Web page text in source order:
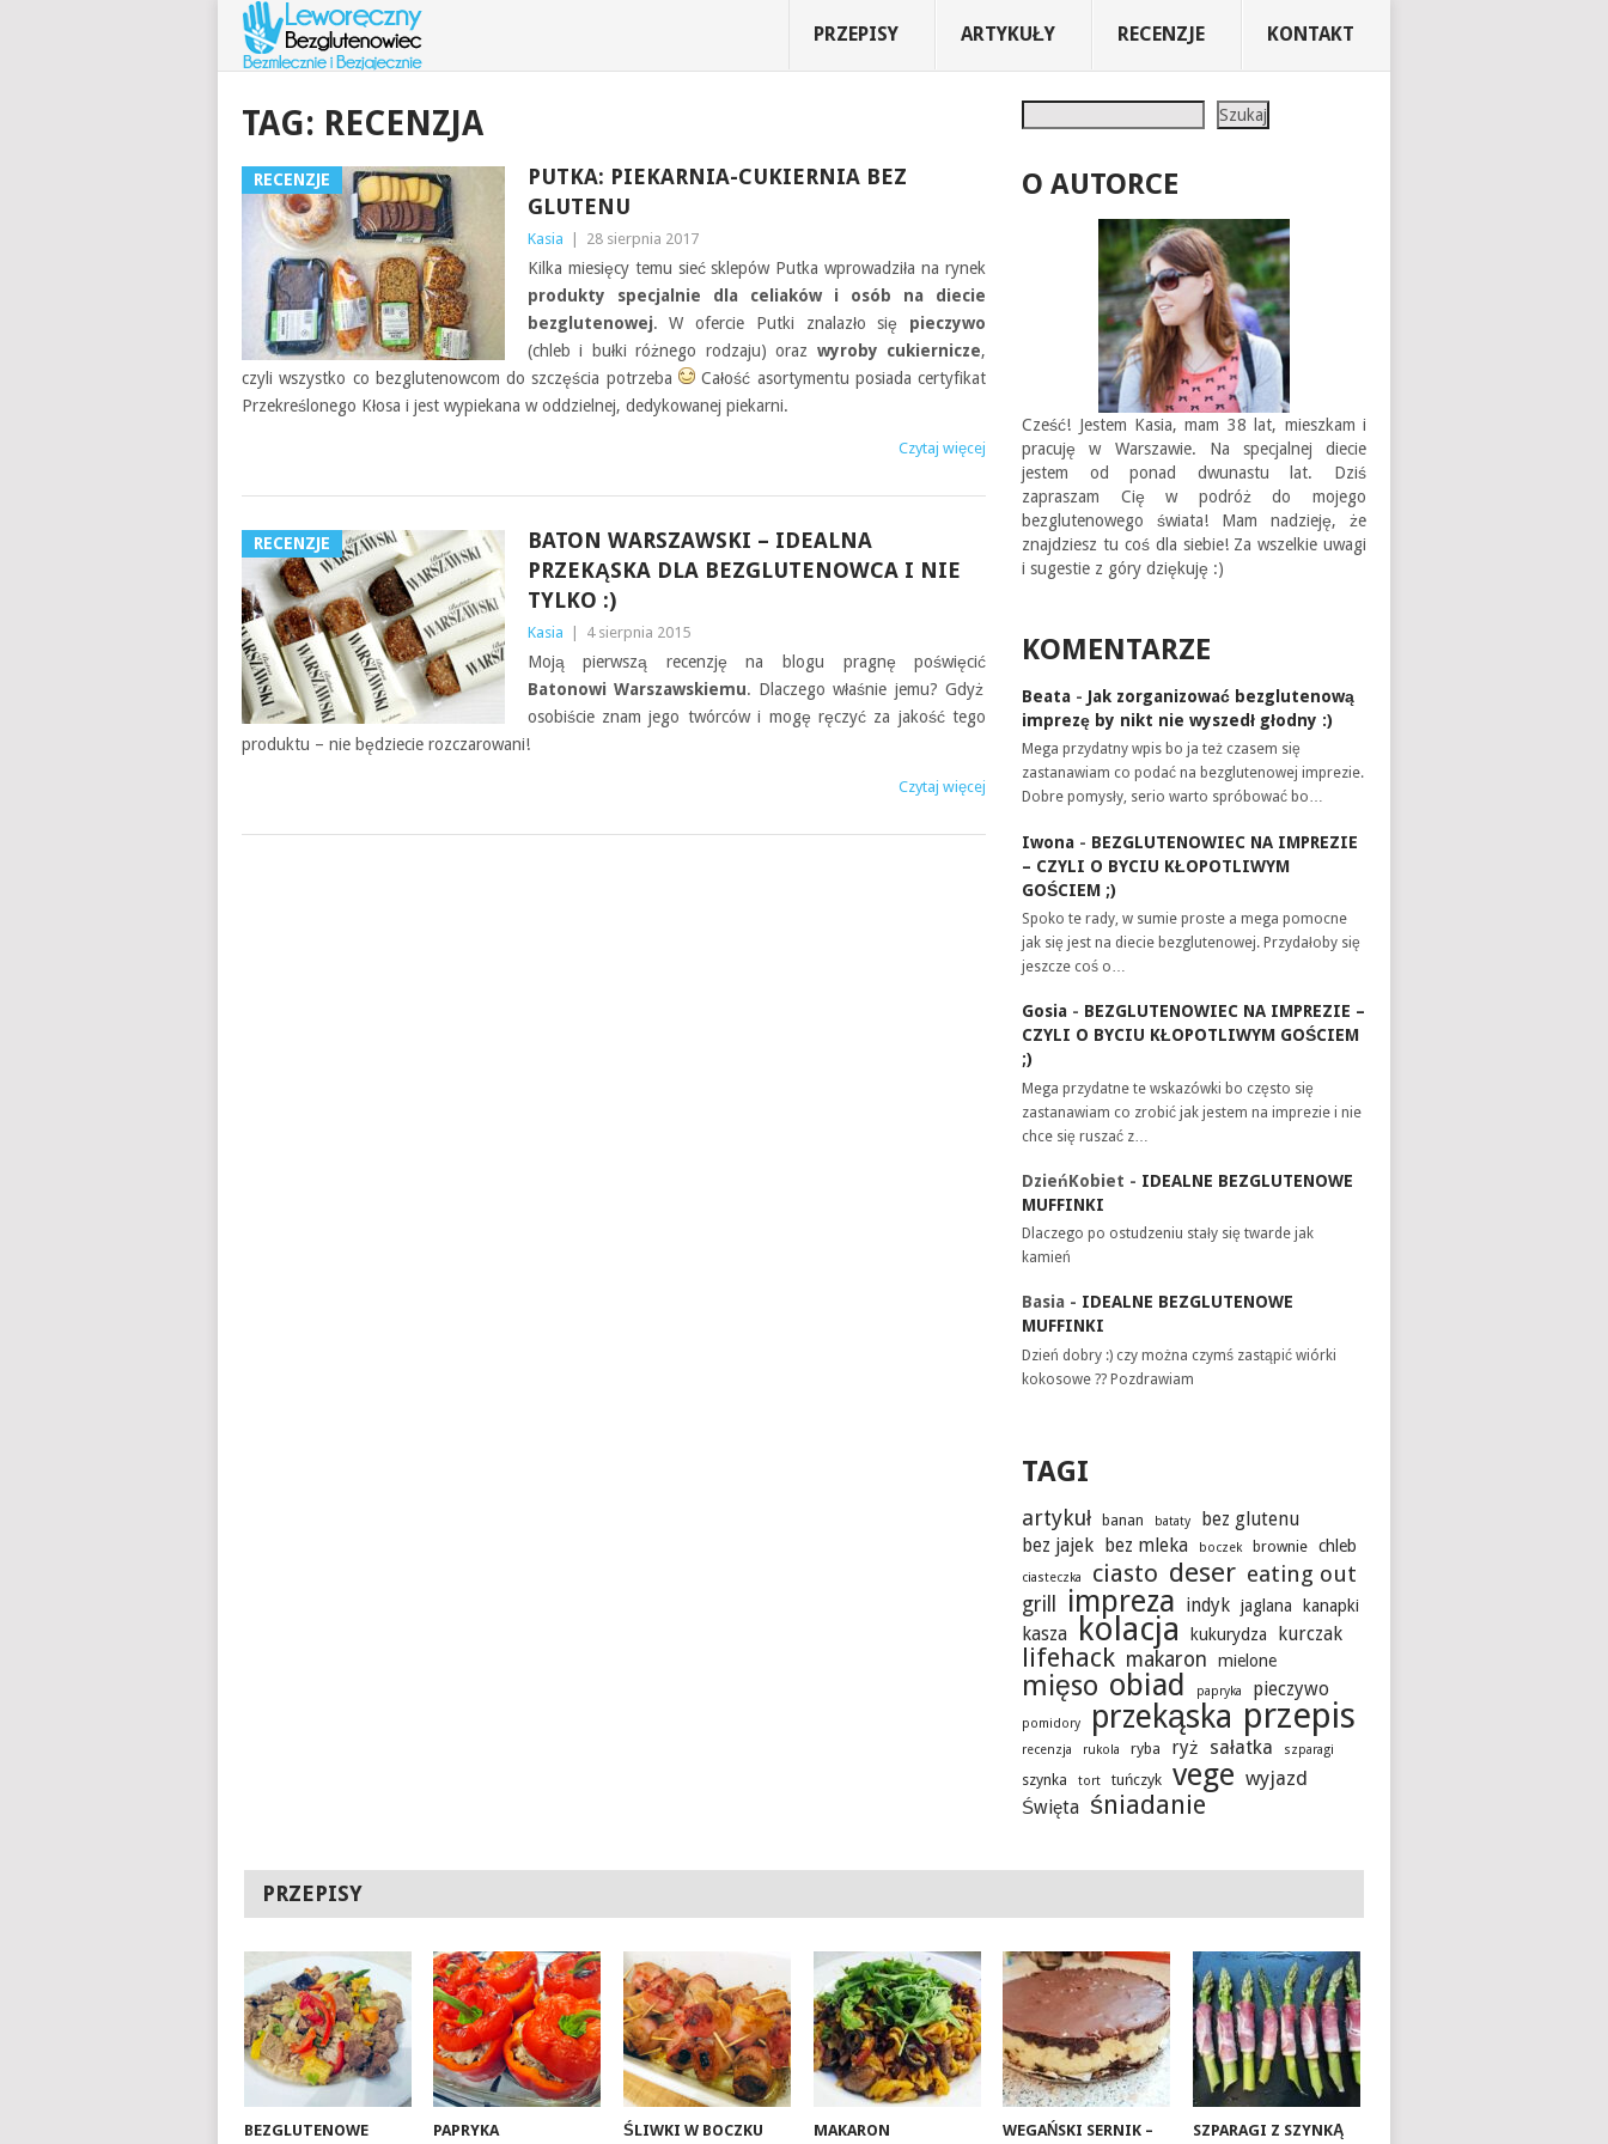
PRZEPISY ARTYKUŁY RECENZJE KONTAKT
TAG: RECENZJA
RECENZJE
PUTKA: PIEKARNIA-CUKIERNIA BEZ
GLUTENU
Kasia 28 sierpnia 2017
Kilka miesięcy temu sieć sklepów Putka wprowadziła na rynek
produkty specjalnie dla celiaków i osób na diecie
bezglutenowej. W ofercie Putki znalazło się pieczywo
(chleb i bułki różnego rodzaju) oraz wyroby cukiernicze,
czyli wszystko co bezglutenowcom do szczęścia potrzeba
Całość asortymentu posiada certyfikat
Przekreślonego Kłosa i jest wypiekana w oddzielnej, dedykowanej piekarni.
Czytaj więcej
RECENZJE
BATON WARSZAWSKI – IDEALNA
PRZEKĄSKA DLA BEZGLUTENOWCA I NIE
TYLKO :)
Kasia 4 sierpnia 2015
Moją pierwszą recenzję na blogu pragnę poświęcić
Batonowi Warszawskiemu. Dlaczego właśnie jemu? Gdyż
osobiście znam jego twórców i mogę ręczyć za jakość tego
produktu – nie będziecie rozczarowani!
Czytaj więcej
Szukaj
O AUTORCE
Cześć! Jestem Kasia, mam 38 lat, mieszkam i
pracuję w Warszawie. Na specjalnej diecie
jestem od ponad dwunastu lat. Dziś
zapraszam Cię w podróż do mojego
bezglutenowego świata! Mam nadzieję, że
znajdziesz tu coś dla siebie! Za wszelkie uwagi
i sugestie z góry dziękuję :)
KOMENTARZE
Beata - Jak zorganizować bezglutenową
imprezę by nikt nie wyszedł głodny :)
Mega przydatny wpis bo ja też czasem się
zastanawiam co podać na bezglutenowej imprezie.
Dobre pomysły, serio warto spróbować bo…
Iwona - BEZGLUTENOWIEC NA IMPREZIE
– CZYLI O BYCIU KŁOPOTLIWYM
GOŚCIEM ;)
Spoko te rady, w sumie proste a mega pomocne
jak się jest na diecie bezglutenowej. Przydałoby się
jeszcze coś o…
Gosia - BEZGLUTENOWIEC NA IMPREZIE –
CZYLI O BYCIU KŁOPOTLIWYM GOŚCIEM
;)
Mega przydatne te wskazówki bo często się
zastanawiam co zrobić jak jestem na imprezie i nie
chce się ruszać z…
DzieńKobiet - IDEALNE BEZGLUTENOWE
MUFFINKI
Dlaczego po ostudzeniu stały się twarde jak
kamień
Basia - IDEALNE BEZGLUTENOWE
MUFFINKI
Dzień dobry :) czy można czymś zastąpić wiórki
kokosowe ?? Pozdrawiam
TAGI
artykuł banan bataty
bez glutenu
bez jajek
bez mleka boczek brownie chleb
ciasteczka ciasto deser eating out
grill impreza indyk jaglana kanapki
kasza kolacja kukurydza kurczak
lifehack makaron mielone
mięso obiad papryka pieczywo
pomidory przekąska przepis
recenzja rukola ryba ryż sałatka szparagi
szynka tort tuńczyk vege wyjazd
Święta śniadanie
PRZEPISY
BEZGLUTENOWE PAPRYKA ŚLIWKI W BOCZKU MAKARON WEGAŃSKI SERNIK – SZPARAGI Z SZYNKĄ